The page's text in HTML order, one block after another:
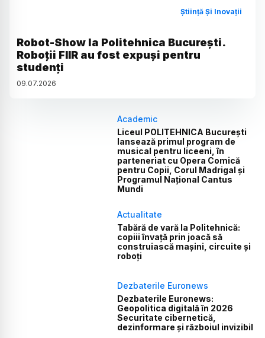
Știință Și Inovații
Robot-Show la Politehnica București.
Roboții FIIR au fost expuși pentru
studenți
09.07.2026
Academic
Liceul POLITEHNICA București
lansează primul program de
musical pentru liceeni, în
parteneriat cu Opera Comică
pentru Copii, Corul Madrigal și
Programul Național Cantus
Mundi
Actualitate
Tabără de vară la Politehnică:
copiii învață prin joacă să
construiască mașini, circuite și
roboți
Dezbaterile Euronews
Dezbaterile Euronews:
Geopolitica digitală în 2026
Securitate cibernetică,
dezinformare și războiul invizibil